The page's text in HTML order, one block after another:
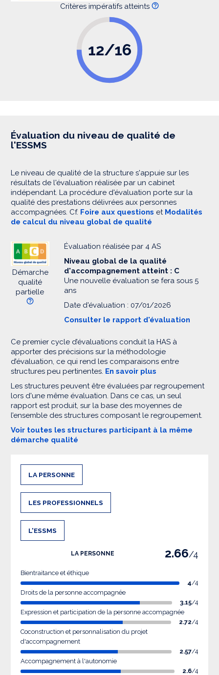
Critères impératifs atteints
12/16
Évaluation du niveau de qualité de
l'ESSMS
Le niveau de qualité de la structure s'appuie sur les
résultats de l'évaluation réalisée par un cabinet
indépendant. La procédure d'évaluation porte sur la
qualité des prestations délivrées aux personnes
accompagnées. Cf. Foire aux questions et Modalités
de calcul du niveau global de qualité
Démarche
qualité
partielle
Évaluation réalisée par 4 AS
Niveau global de la qualité
d'accompagnement atteint : C
Une nouvelle évaluation se fera sous 5
ans
Date d'évaluation : 07/01/2026
Consulter le rapport d'évaluation
Ce premier cycle d’évaluations conduit la HAS à
apporter des précisions sur la méthodologie
d’évaluation, ce qui rend les comparaisons entre
structures peu pertinentes. En savoir plus
Les structures peuvent être évaluées par regroupement
lors d'une même évaluation. Dans ce cas, un seul
rapport est produit, sur la base des moyennes de
l’ensemble des structures composant le regroupement.
Voir toutes les structures participant à la même
démarche qualité
LA PERSONNE
LES PROFESSIONNELS
L'ESSMS
LA PERSONNE 2.66/4
Bientraitance et éthique
4/4
Droits de la personne accompagnée
3.15/4
Expression et participation de la personne accompagnée
2.72/4
Coconstruction et personnalisation du projet
d'accompagnement
2.57/4
Accompagnement à l'autonomie
2.6/4